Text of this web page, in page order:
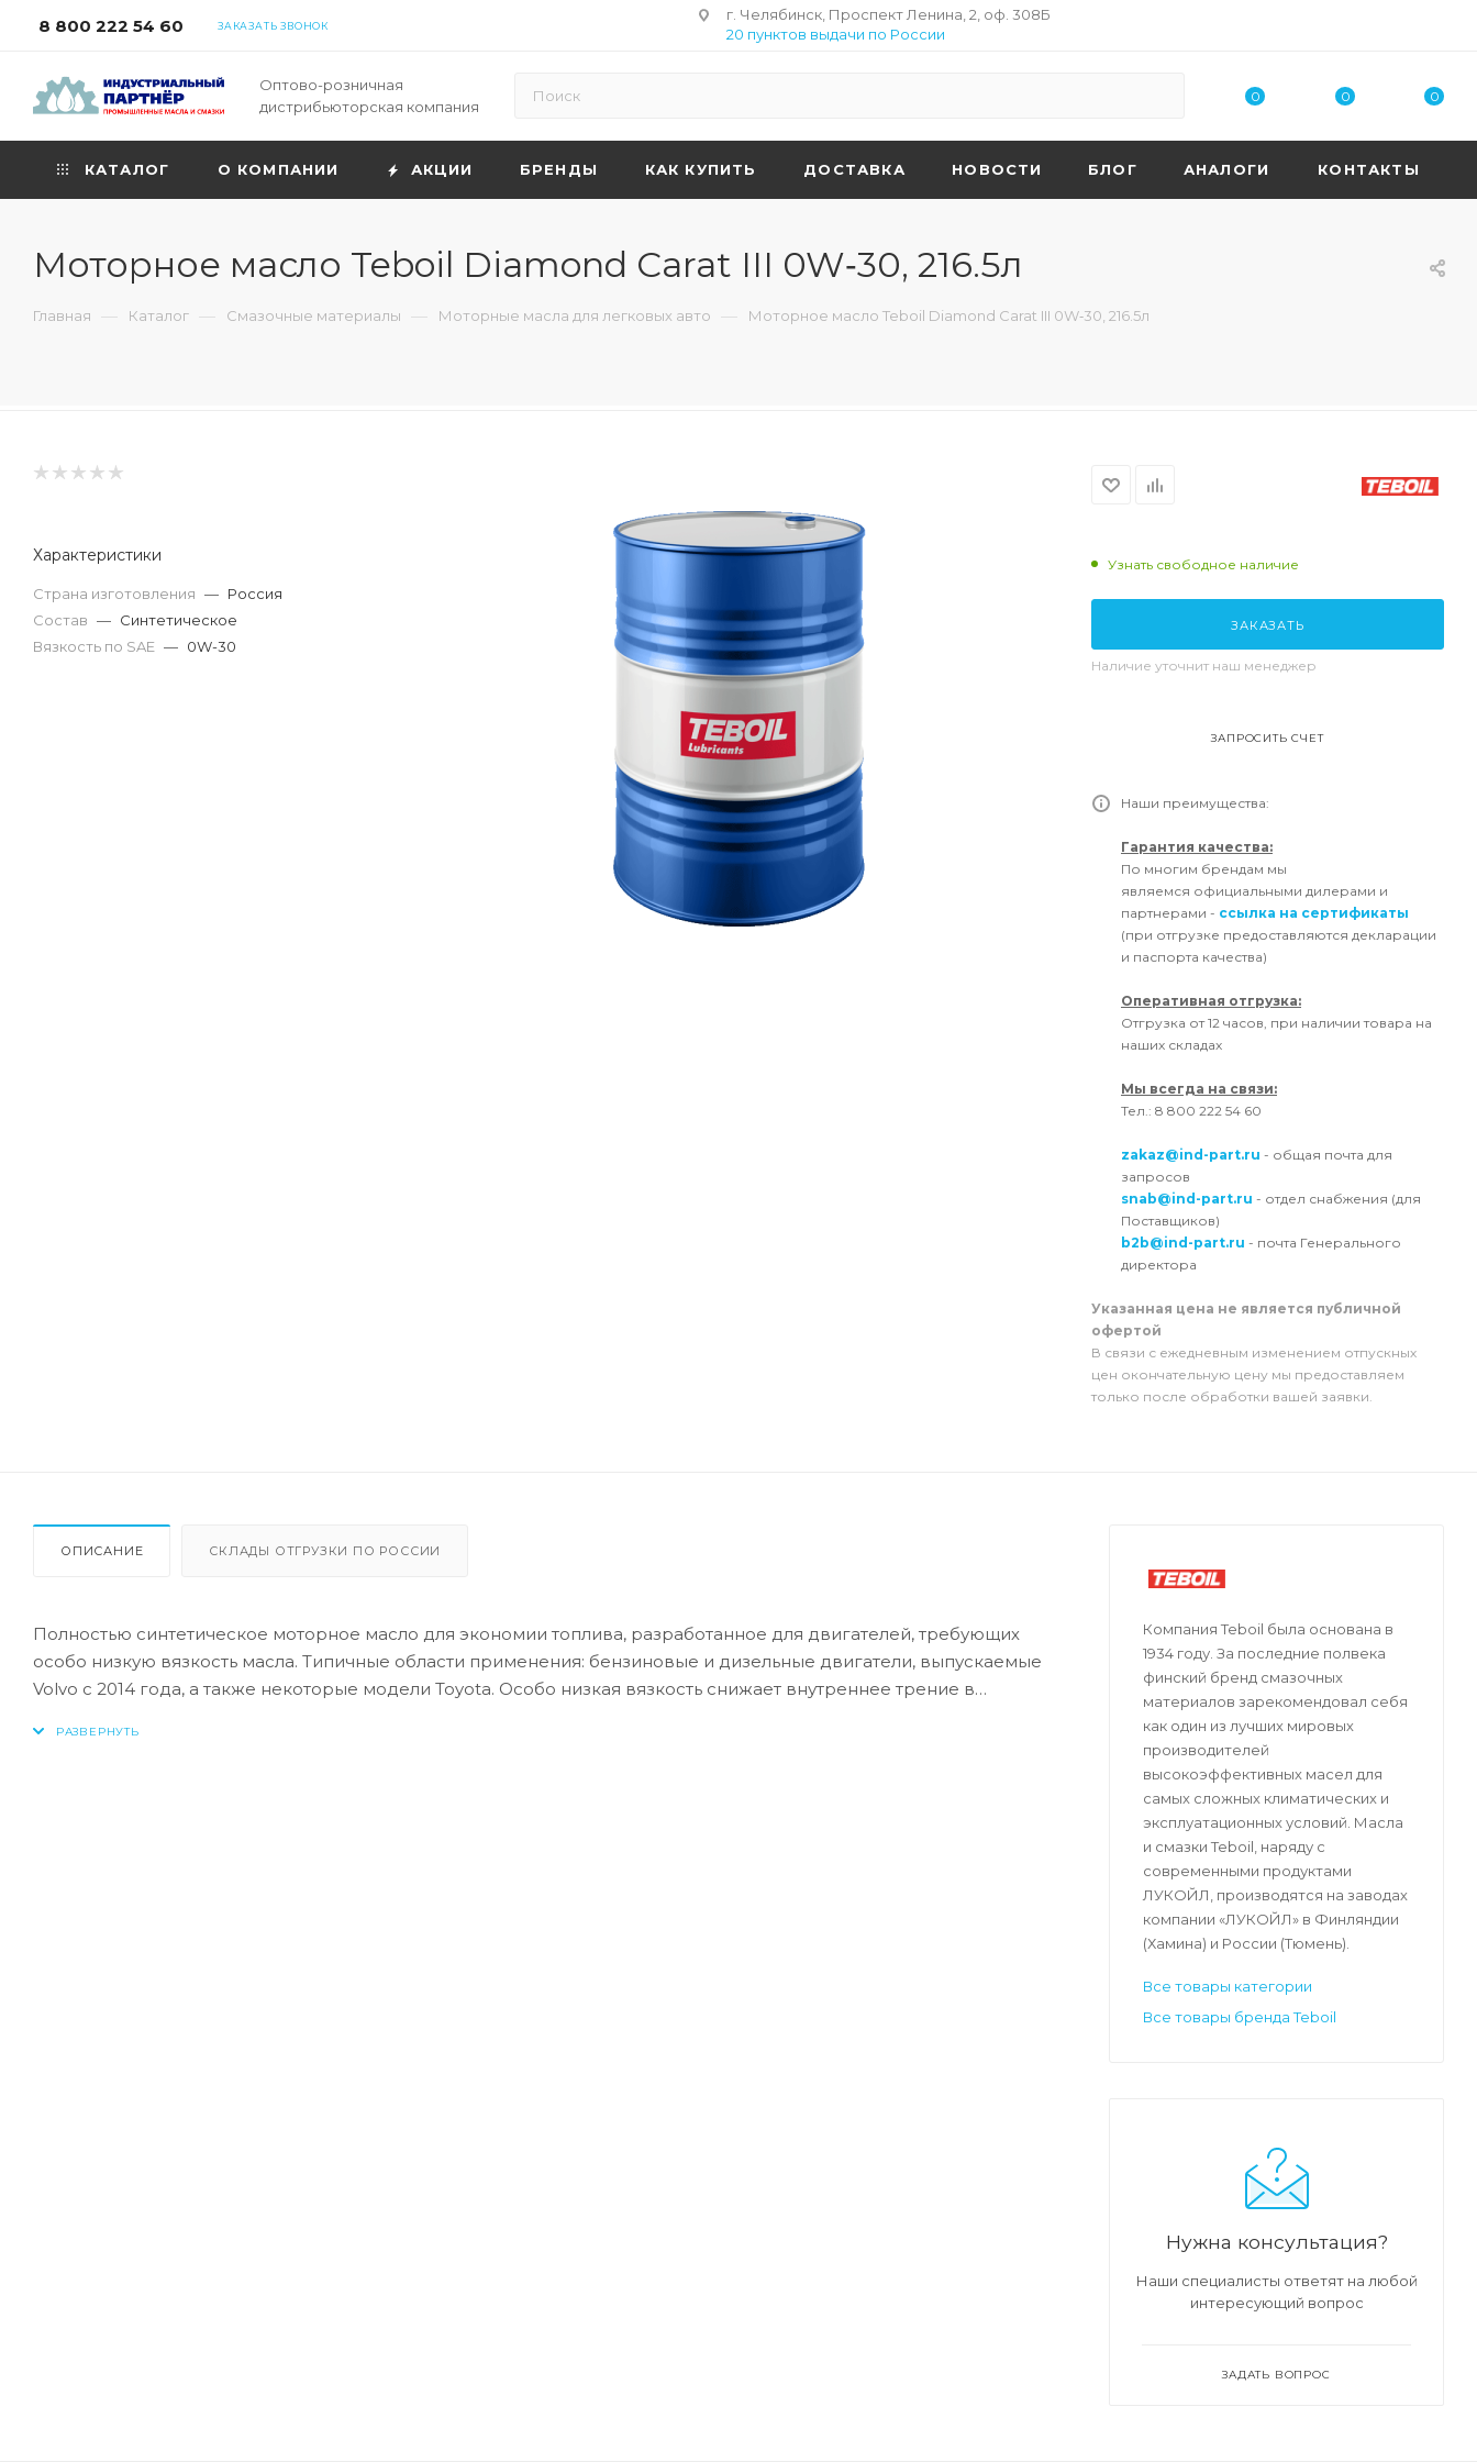
8 800 222 54 60 ЗАКАЗАТЬ ЗВОНОК
г. Челябинск, Проспект Ленина, 2, оф. 308Б
20 пунктов выдачи по России
Оптово-розничная
дистрибьюторская компания
0 0 0
КАТАЛОГ О КОМПАНИИ АКЦИИ БРЕНДЫ КАК КУПИТЬ ДОСТАВКА НОВОСТИ БЛОГ АНАЛОГИ КОНТАКТЫ
Моторное масло Teboil Diamond Carat III 0W‑30, 216.5л
Главная — Каталог — Смазочные материалы — Моторные масла для легковых авто — Моторное масло Teboil Diamond Carat III 0W‑30, 216.5л
Характеристики
Страна изготовления — Россия
Состав — Синтетическое
Вязкость по SAE — 0W-30
Узнать свободное наличие
ЗАКАЗАТЬ
Наличие уточнит наш менеджер
ЗАПРОСИТЬ СЧЕТ
Наши преимущества:
Гарантия качества:
По многим брендам мы
являемся официальными дилерами и
партнерами - ссылка на сертификаты
(при отгрузке предоставляются декларации
и паспорта качества)
Оперативная отгрузка:
Отгрузка от 12 часов, при наличии товара на
наших складах
Мы всегда на связи:
Тел.: 8 800 222 54 60
zakaz@ind-part.ru - общая почта для
запросов
snab@ind-part.ru - отдел снабжения (для
Поставщиков)
b2b@ind-part.ru - почта Генерального
директора
Указанная цена не является публичной
офертой
В связи с ежедневным изменением отпускных
цен окончательную цену мы предоставляем
только после обработки вашей заявки.
ОПИСАНИЕ СКЛАДЫ ОТГРУЗКИ ПО РОССИИ
Полностью синтетическое моторное масло для экономии топлива, разработанное для двигателей, требующих
особо низкую вязкость масла. Типичные области применения: бензиновые и дизельные двигатели, выпускаемые
Volvo с 2014 года, а также некоторые модели Toyota. Особо низкая вязкость снижает внутреннее трение в
Компания Teboil была основана в
1934 году. За последние полвека
финский бренд смазочных
материалов зарекомендовал себя
как один из лучших мировых
производителей
высокоэффективных масел для
самых сложных климатических и
эксплуатационных условий. Масла
и смазки Teboil, наряду с
современными продуктами
ЛУКОЙЛ, производятся на заводах
компании «ЛУКОЙЛ» в Финляндии
(Хамина) и России (Тюмень).
Все товары категории
Все товары бренда Teboil
Нужна консультация?
Наши специалисты ответят на любой
интересующий вопрос
ЗАДАТЬ ВОПРОС